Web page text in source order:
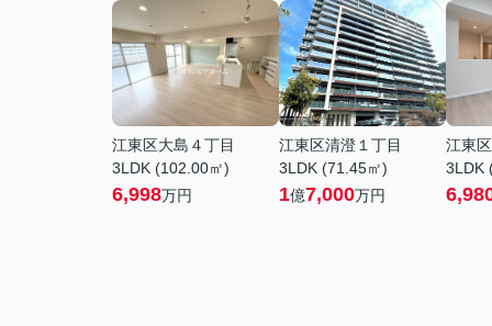
江東区大島４丁目
3LDK (102.00㎡)
6,998万円
江東区清澄１丁目
3LDK (71.45㎡)
1億7,000万円
江東
3LDK